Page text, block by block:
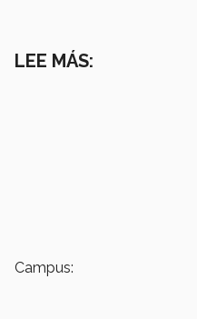
LEE MÁS:
Campus: